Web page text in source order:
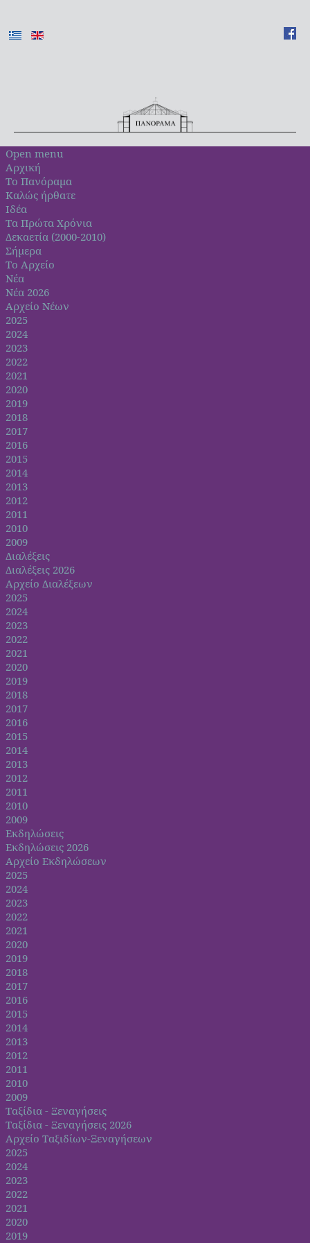
Open menu
Αρχική
Το Πανόραμα
Καλώς ήρθατε
Ιδέα
Τα Πρώτα Χρόνια
Δεκαετία (2000-2010)
Σήμερα
Το Αρχείο
Νέα
Νέα 2026
Αρχείο Νέων
2025
2024
2023
2022
2021
2020
2019
2018
2017
2016
2015
2014
2013
2012
2011
2010
2009
Διαλέξεις
Διαλέξεις 2026
Αρχείο Διαλέξεων
2025
2024
2023
2022
2021
2020
2019
2018
2017
2016
2015
2014
2013
2012
2011
2010
2009
Εκδηλώσεις
Εκδηλώσεις 2026
Αρχείο Εκδηλώσεων
2025
2024
2023
2022
2021
2020
2019
2018
2017
2016
2015
2014
2013
2012
2011
2010
2009
Ταξίδια - Ξεναγήσεις
Ταξίδια - Ξεναγήσεις 2026
Αρχείο Ταξιδίων-Ξεναγήσεων
2025
2024
2023
2022
2021
2020
2019